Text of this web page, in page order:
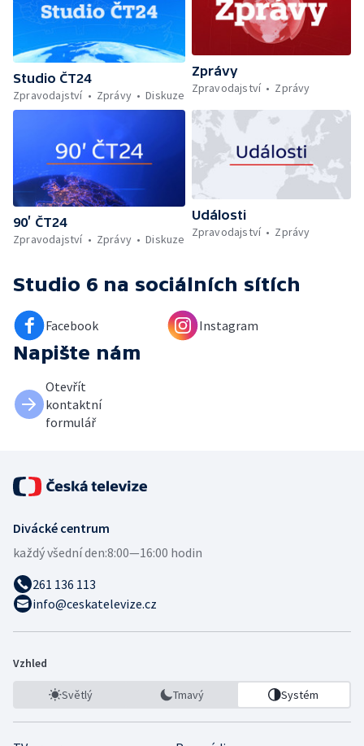
Studio ČT24
Zpravodajství
Zprávy Diskuze
Zprávy
Zpravodajství
Zprávy
90’ ČT24
Zpravodajství
Zprávy Diskuze
Události
Zpravodajství
Zprávy
Studio 6 na sociálních sítích
Facebook Instagram
Napište nám
Otevřít
kontaktní
formulář
Divácké centrum
každý všední den:8:00—16:00 hodin
261 136 113
info@ceskatelevize.cz
Vzhled
Světlý Tmavý Systém